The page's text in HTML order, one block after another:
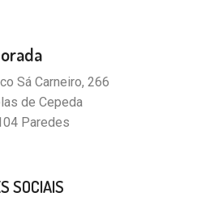
Sá Carneiro, 266
de Cepeda
Paredes
SOCIAIS